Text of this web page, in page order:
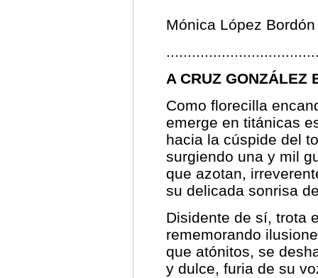
Mónica López Bordón
A CRUZ GONZÁLEZ
Como florecilla
emerge en titánicas
hacia la cúspide del
surgiendo una y mil
que azotan,
su delicada sonrisa
Disidente de sí, trota
rememorando
que atónitos, se
y dulce, furia de su